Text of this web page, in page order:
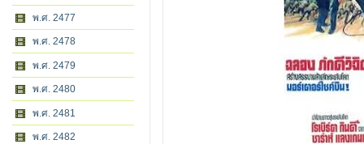
พ.ศ. 2477
พ.ศ. 2478
พ.ศ. 2479
พ.ศ. 2480
พ.ศ. 2481
พ.ศ. 2482